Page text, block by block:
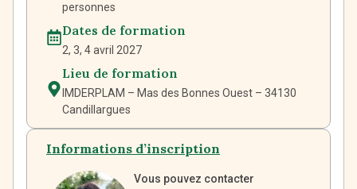
personnes
Dates de formation
2, 3, 4 avril 2027
Lieu de formation
IMDERPLAM – Mas des Bonnes Ouest – 34130
Candillargues
Informations d’inscription
Vous pouvez contacter